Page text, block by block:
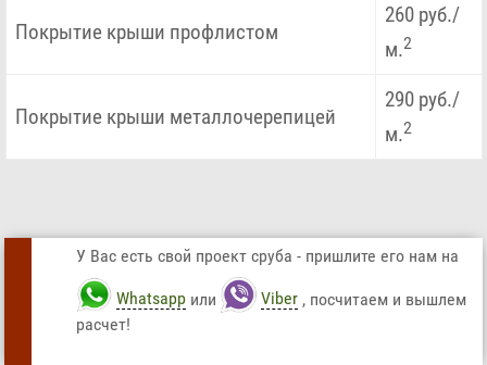
Покрытие крыши профлистом
260 руб./
м.2
Покрытие крыши металлочерепицей
290 руб./
м.2
У Вас есть свой проект сруба - пришлите его нам на
Whatsapp или Viber , посчитаем и вышлем
расчет!